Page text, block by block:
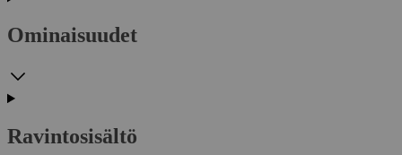
Ominaisuudet
Ravintosisältö